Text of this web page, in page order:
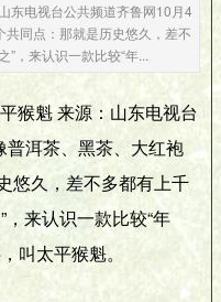
东电视台公共频道齐鲁网10月4
同点：那就是历史悠久，差不
”，来认识一款比较“年...
猴魁 来源：山东电视台
洱茶、黑茶、大红袍
悠久，差不多都有上千
来认识一款比较“年
叫太平猴魁。